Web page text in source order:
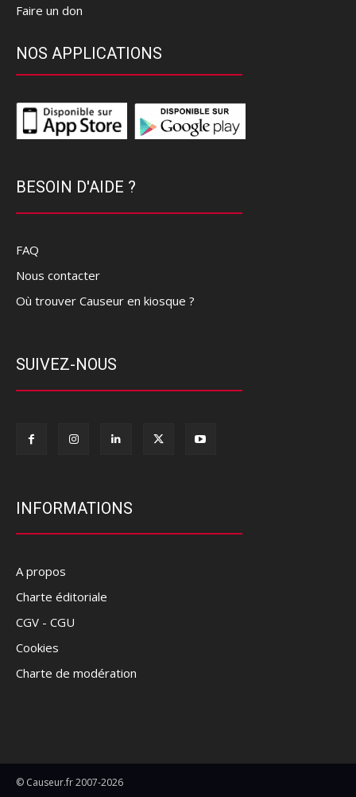
Faire un don
NOS APPLICATIONS
BESOIN D'AIDE ?
FAQ
Nous contacter
Où trouver Causeur en kiosque ?
SUIVEZ-NOUS
INFORMATIONS
A propos
Charte éditoriale
CGV - CGU
Cookies
Charte de modération
© Causeur.fr 2007-2026